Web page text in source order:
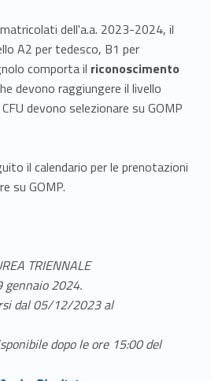
dell'a.a. 2023-2024, il
A2 per tedesco, B1 per
comporta il riconoscimento
devono raggiungere il livello
devono selezionare su GOMP
il calendario per le prenotazioni
su GOMP.
TRIENNALE
2024.
dal 05/12/2023 al
dopo le ore 15:00 del